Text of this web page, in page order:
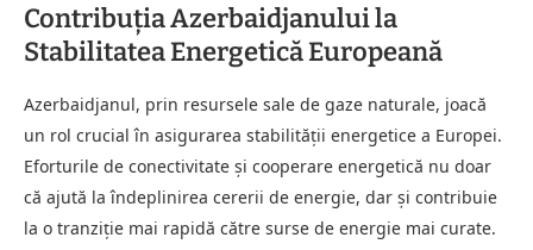
Contribuția Azerbaidjanului la
Stabilitatea Energetică Europeană
Azerbaidjanul, prin resursele sale de gaze naturale, joacă
un rol crucial în asigurarea stabilității energetice a Europei.
Eforturile de conectivitate și cooperare energetică nu doar
că ajută la îndeplinirea cererii de energie, dar și contribuie
la o tranziție mai rapidă către surse de energie mai curate.